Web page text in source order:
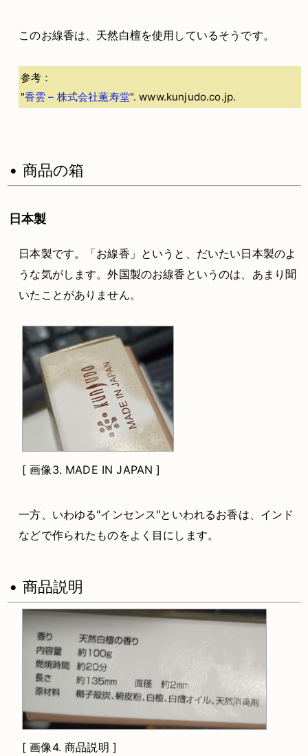
このお線香は、天然白檀を使用しているそうです。
参考：
"香雲 – 株式会社薫寿堂". www.kunjudo.co.jp.
• 商品の箱
日本製
日本製です。「お線香」というと、だいたい日本製のよ
うな気がします。外国製のお線香というのは、あまり聞
いたことがありません。
[画像3. MADE IN JAPAN ]
一方、いわゆる"インセンス"といわれるお香は、インド
などで作られたものをよく目にします。
• 商品説明
[画像4.商品説明 ]